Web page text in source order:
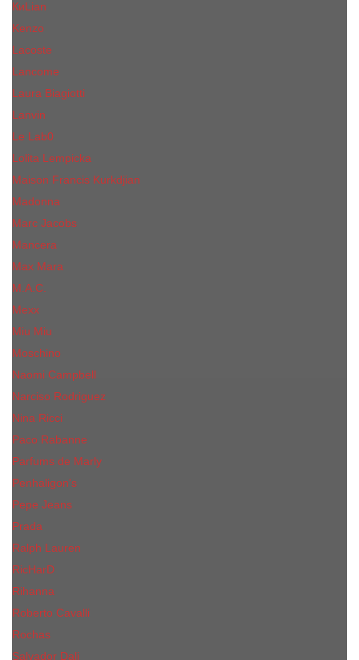
КиLian
Kenzo
Lacoste
Lancome
Laura Biagiotti
Lanvin
Lе Lab0
Lolita Lempicka
Maison Francis Kurkdjian
Madonna
Marc Jacobs
Mancera
Max Mara
M.А.C.
Mexx
Miu Miu
Mоsсhino
Naomi Campbell
Narciso Rodriguez
Nina Ricci
Paco Rabanne
Parfums de Marly
Penhaligon's
Pepe Jeans
Prada
Ralph Lauren
RicHarD
Rihanna
Roberto Cavalli
Rochas
Salvador Dali